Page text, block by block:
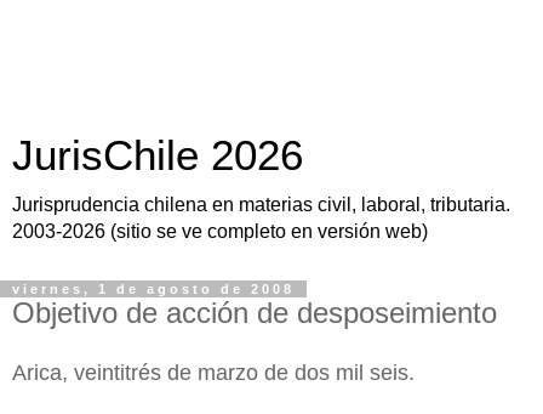
JurisChile 2026
Jurisprudencia chilena en materias civil, laboral, tributaria.
2003-2026 (sitio se ve completo en versión web)
viernes, 1 de agosto de 2008
Objetivo de acción de desposeimiento
Arica, veintitrés de marzo de dos mil seis.